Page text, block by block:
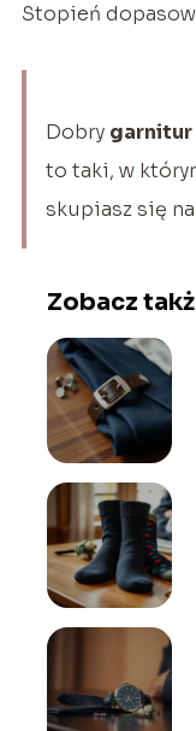
Stopień
Dobry garnitur
to taki, w
skupiasz się
Zobacz